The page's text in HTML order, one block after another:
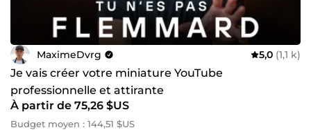
MaximeDvrg 5,0 (1,1 k)
Je vais créer votre miniature YouTube
professionnelle et attirante
À partir de 75,26 $US
Budget moyen : 144,51 $US